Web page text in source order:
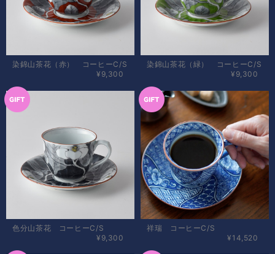
染錦山茶花（赤） コーヒーC/S
¥9,300
染錦山茶花（緑） コーヒーC/S
¥9,300
色分山茶花 コーヒーC/S
¥9,300
祥瑞 コーヒーC/S
¥14,520